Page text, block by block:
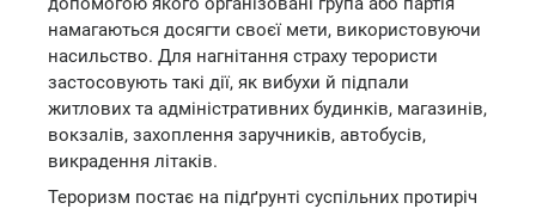
намагаються досягти своєї мети, використовуючи
насильство. Для нагнітання страху терористи
застосовують такі дії, як вибухи й підпали
житлових та адміністративних будинків, магазинів,
вокзалів, захоплення заручників, автобусів,
викрадення літаків.
Тероризм постає на підґрунті суспільних протиріч